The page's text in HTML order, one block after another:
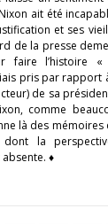
ait été
et ses
de la presse
faire l’histoire
pris par rapport
de sa
comme
là des mémoires
la
♦